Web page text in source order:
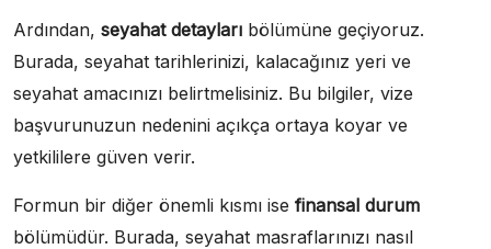
Ardından, seyahat detayları bölümüne geçiyoruz.
Burada, seyahat tarihlerinizi, kalacağınız yeri ve
seyahat amacınızı belirtmelisiniz. Bu bilgiler, vize
başvurunuzun nedenini açıkça ortaya koyar ve
yetkililere güven verir.
Formun bir diğer önemli kısmı ise finansal durum
bölümüdür. Burada, seyahat masraflarınızı nasıl